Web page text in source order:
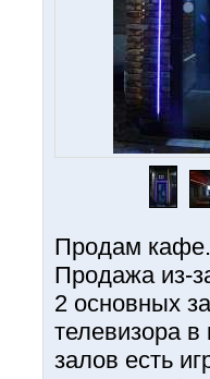
Продам
Продажа из-
2 основных
телевизора
залов есть